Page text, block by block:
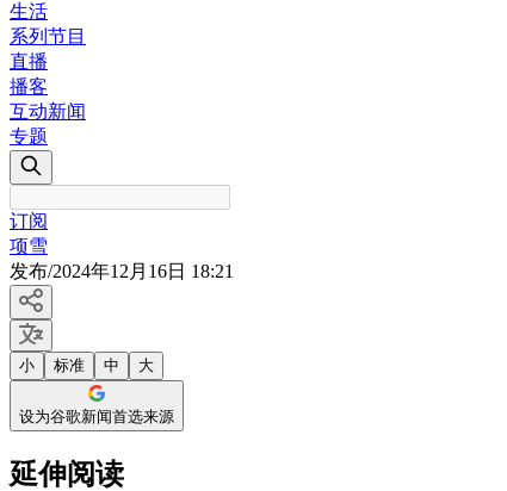
生活
系列节目
直播
播客
互动新闻
专题
订阅
项雪
发布/2024年12月16日 18:21
小 标准 中 大
设为谷歌新闻首选来源
延伸阅读